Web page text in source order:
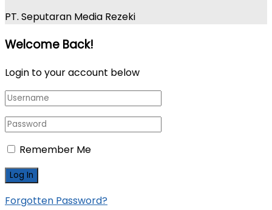
PT. Seputaran Media Rezeki
Welcome Back!
Login to your account below
Remember Me
Forgotten Password?